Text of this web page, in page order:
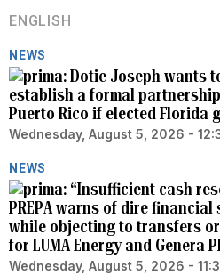
ENGLISH
NEWS
Dotie Joseph wants
establish a formal
Puerto Rico if elected Florida
Wednesday, August 5, 2026 -
NEWS
“Insufficient cash
PREPA warns of dire
while objecting to transfers
for LUMA Energy and Genera
Wednesday, August 5, 2026 -